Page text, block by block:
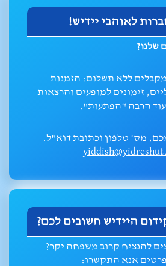
לאוהבי יידיש!
שלנו?
מקבלים ללא תשלום: הזמנות
זימונים למופעים והרצאות
הרבה "הפתעות".
מס' טלפון וכתובת דוא"ל.
היידיש חשובים לכם?
להנציח קרוב משפחה יקר?
אנא התקשרו: